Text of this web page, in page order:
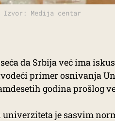
Izvor: Medija centar
da Srbija već ima
primer osnivanja
godina prošlog
je sasvim